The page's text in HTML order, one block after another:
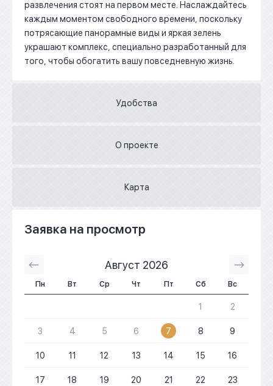
развлечения стоят на первом месте. Наслаждайтесь
каждым моментом свободного времени, поскольку
потрясающие панорамные виды и яркая зелень
украшают комплекс, специально разработанный для
того, чтобы обогатить вашу повседневную жизнь.
Удобства
О проекте
Карта
Заявка на просмотр
Август 2026
Пн Вт Ср Чт Пт Сб Вс
1 2
3 4 5 6 7 8 9
10 11 12 13 14 15 16
17 18 19 20 21 22 23